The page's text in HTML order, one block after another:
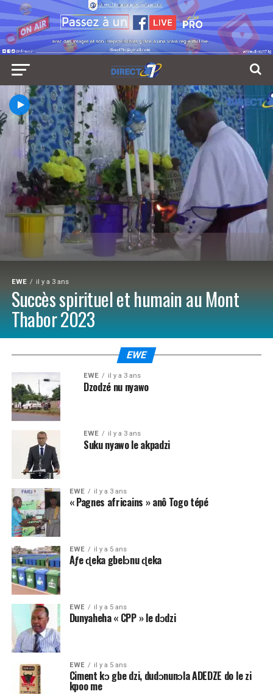
EWE il y a 3 ans
Succès spirituel et humain au Mont
Thabor 2023
EWE
EWE il y a 3 ans
Dzodzé nu nyawo
EWE il y a 3 ans
Suku nyawo le akpadzi
EWE il y a 3 ans
« Pagnes africains » anô Togo tépé
EWE il y a 5 ans
Aƒe ɖeka gbelɔnu ɖeka
EWE il y a 5 ans
Dunyaheha « CPP » le dɔdzi
EWE il y a 5 ans
Ciment kɔ gbe dzi, dudɔnunɔla ADEDZE do le zi
kpoo me